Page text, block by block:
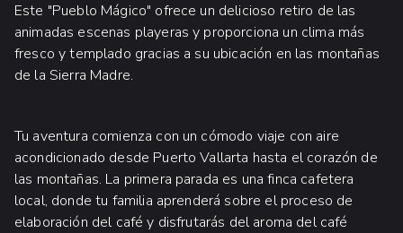
Este "Pueblo Mágico" ofrece un delicioso retiro de las
animadas escenas playeras y proporciona un clima más
fresco y templado gracias a su ubicación en las montañas
de la Sierra Madre.
Tu aventura comienza con un cómodo viaje con aire
acondicionado desde Puerto Vallarta hasta el corazón de
las montañas. La primera parada es una finca cafetera
local, donde tu familia aprenderá sobre el proceso de
elaboración del café y disfrutarás del aroma del café